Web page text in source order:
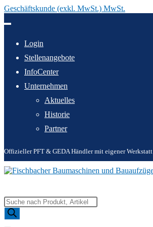
Geschäftskunde (exkl. MwSt.) MwSt.
Inhalt
Login
Stellenangebote
InfoCenter
Unternehmen
Aktuelles
Historie
Partner
Offizieller PFT & GEDA Händler mit eigener Werkstatt
Products
search